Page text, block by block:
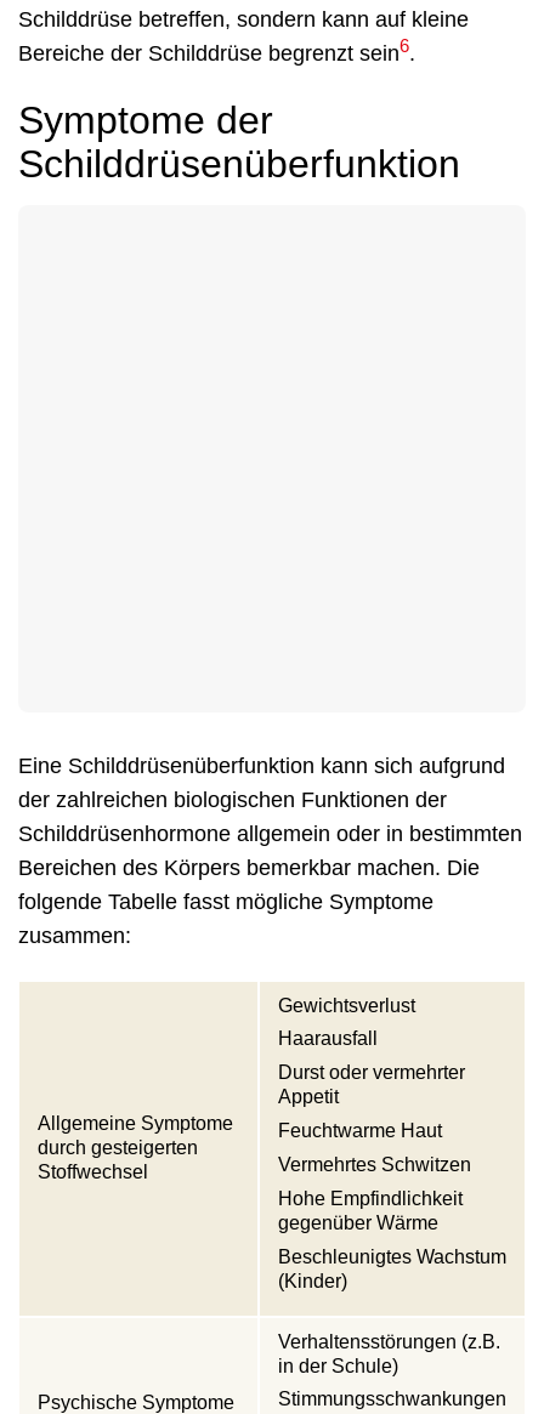
Schilddrüse betreffen, sondern kann auf kleine
Bereiche der Schilddrüse begrenzt sein6.
Symptome der
Schilddrüsenüberfunktion
Eine Schilddrüsenüberfunktion kann sich aufgrund
der zahlreichen biologischen Funktionen der
Schilddrüsenhormone allgemein oder in bestimmten
Bereichen des Körpers bemerkbar machen. Die
folgende Tabelle fasst mögliche Symptome
zusammen:
Allgemeine Symptome
durch gesteigerten
Stoffwechsel
Gewichtsverlust
Haarausfall
Durst oder vermehrter
Appetit
Feuchtwarme Haut
Vermehrtes Schwitzen
Hohe Empfindlichkeit
gegenüber Wärme
Beschleunigtes Wachstum
(Kinder)
Psychische Symptome
Verhaltensstörungen (z.B.
in der Schule)
Stimmungsschwankungen